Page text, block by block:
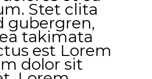
Stet clita
gubergren,
takimata
est Lorem
dolor sit